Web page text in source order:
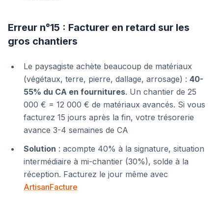
Erreur n°15 : Facturer en retard sur les
gros chantiers
Le paysagiste achète beaucoup de matériaux
(végétaux, terre, pierre, dallage, arrosage) : 40-
55% du CA en fournitures. Un chantier de 25
000 € = 12 000 € de matériaux avancés. Si vous
facturez 15 jours après la fin, votre trésorerie
avance 3-4 semaines de CA
Solution : acompte 40% à la signature, situation
intermédiaire à mi-chantier (30%), solde à la
réception. Facturez le jour même avec
ArtisanFacture